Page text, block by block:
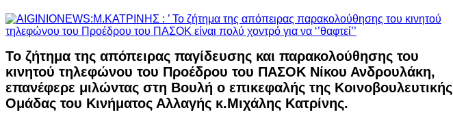
Το ζήτημα της απόπειρας παγίδευσης και παρακολούθησης του
κινητού τηλεφώνου του Προέδρου του ΠΑΣΟΚ Νίκου Ανδρουλάκη,
επανέφερε μιλώντας στη Βουλή ο επικεφαλής της Κοινοβουλευτικής
Ομάδας του Κινήματος Αλλαγής κ.Μιχάλης Κατρίνης.